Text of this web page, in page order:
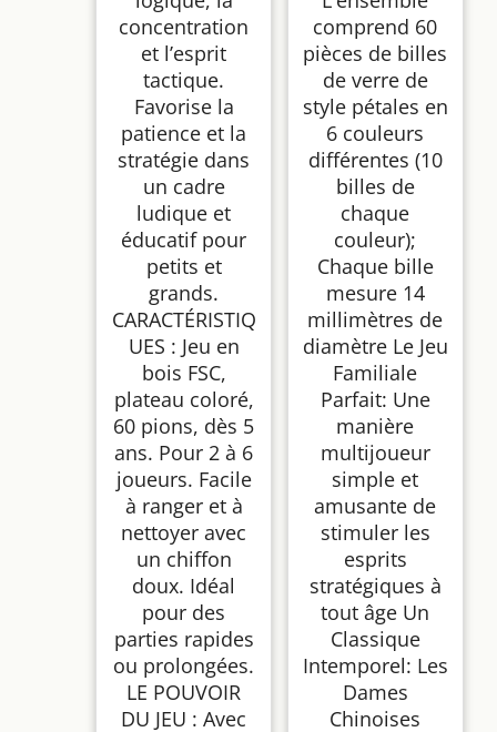
concentration
et l’esprit
tactique.
Favorise la
patience et la
stratégie dans
un cadre
ludique et
éducatif pour
petits et
grands.
CARACTÉRISTIQ
UES : Jeu en
bois FSC,
plateau coloré,
60 pions, dès 5
ans. Pour 2 à 6
joueurs. Facile
à ranger et à
nettoyer avec
un chiffon
doux. Idéal
pour des
parties rapides
ou prolongées.
LE POUVOIR
DU JEU : Avec
comprend 60
pièces de billes
de verre de
style pétales en
6 couleurs
différentes (10
billes de
chaque
couleur);
Chaque bille
mesure 14
millimètres de
diamètre Le Jeu
Familiale
Parfait: Une
manière
multijoueur
simple et
amusante de
stimuler les
esprits
stratégiques à
tout âge Un
Classique
Intemporel: Les
Dames
Chinoises